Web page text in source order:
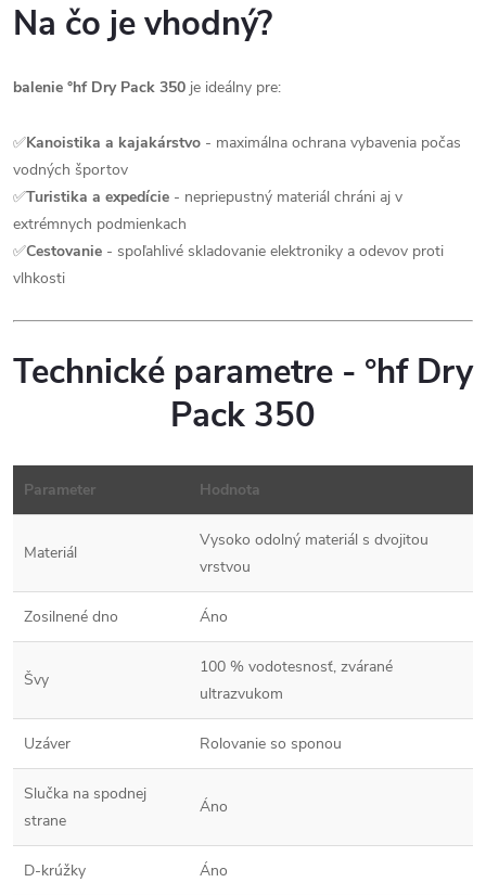
Na čo je vhodný?
balenie °hf Dry Pack 350 je ideálny pre:
✅Kanoistika a kajakárstvo - maximálna ochrana vybavenia počas
vodných športov
✅Turistika a expedície - nepriepustný materiál chráni aj v
extrémnych podmienkach
✅Cestovanie - spoľahlivé skladovanie elektroniky a odevov proti
vlhkosti
Technické parametre - °hf Dry
Pack 350
Parameter Hodnota
Materiál
Vysoko odolný materiál s dvojitou
vrstvou
Zosilnené dno Áno
Švy
100 % vodotesnosť, zvárané
ultrazvukom
Uzáver Rolovanie so sponou
Slučka na spodnej
strane
Áno
D-krúžky Áno